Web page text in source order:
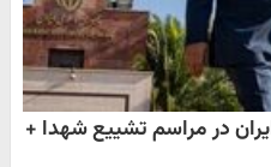
در مراسم تشییع شهدا +